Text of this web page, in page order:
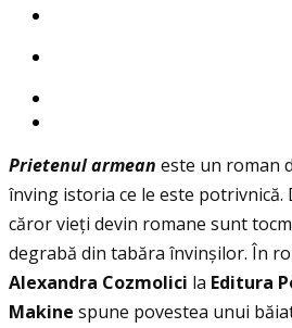
Prietenul armean este un roman
înving istoria ce le este potrivnică.
căror vieţi devin romane sunt
degrabă din tabăra învinșilor. În
Alexandra Cozmolici la Editura
Makine spune povestea unui